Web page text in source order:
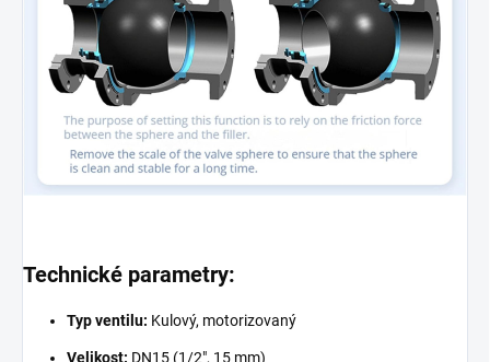
Technické parametry:
Typ ventilu: Kulový, motorizovaný
Velikost: DN15 (1/2", 15 mm)